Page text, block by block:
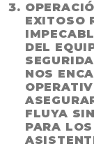
EXITOSO
DEL
NOS
FLUYA
PARA